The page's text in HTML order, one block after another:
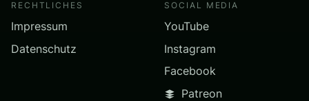
RECHTLICHES
Impressum
Datenschutz
SOCIAL MEDIA
YouTube
Instagram
Facebook
Patreon